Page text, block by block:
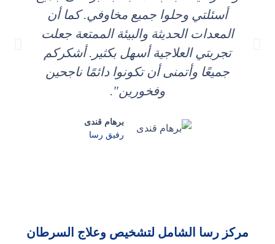
أسئلتي وحلوا جميع مخاوفي. كما أن
المعدات الحديثة والبيئة الممتعة جعلت
تجربتي العلاجية أسهل بكثير. أشكركم
جميعًا وأتمنى أن تكونوا دائمًا ناجحين
وفخورين".
برهام قندی
رفيق رسا
مركز رسا الشامل لتشخيص وعلاج السرطان